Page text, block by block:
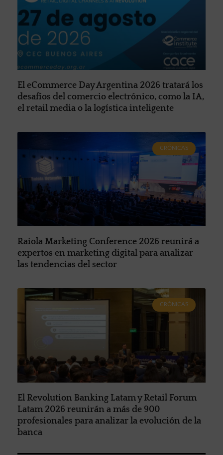
El eCommerce Day Argentina 2026 tratará los
desafíos del comercio electrónico, como la IA,
el retail media o la logística inteligente
CRÓNICAS
Raiola Marketing Conference 2026 reunirá a
expertos en marketing digital para analizar
las tendencias del sector
CRÓNICAS
El Revolution Banking Latam y Retail Forum
Latam 2026 reunirán a más de 900
profesionales para analizar la evolución de la
banca